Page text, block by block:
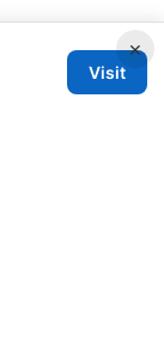
×
Visit